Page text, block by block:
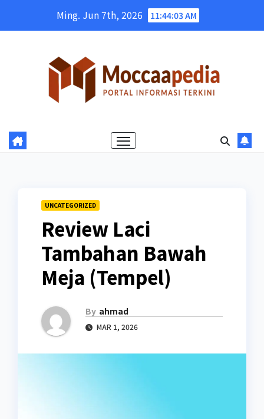
Ming. Jun 7th, 2026 11:44:04 AM
UNCATEGORIZED
Review Laci
Tambahan Bawah
Meja (Tempel)
By ahmad
MAR 1, 2026